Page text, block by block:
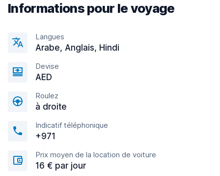
Informations pour le voyage
Langues
Arabe, Anglais, Hindi
Devise
AED
Roulez
à droite
Indicatif téléphonique
+971
Prix moyen de la location de voiture
16 € par jour